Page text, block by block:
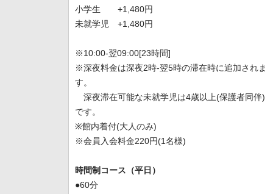
小学生 +1,480円
未就学児 +1,480円
※10:00-翌09:00[23時間]
※深夜料金は深夜2時-翌5時の滞在時に追加されま
す。
深夜滞在可能な未就学児は4歳以上(保護者同伴)
です。
※館内着付(大人のみ)
※会員入会料金220円(1名様)
時間制コース（平日）
●60分